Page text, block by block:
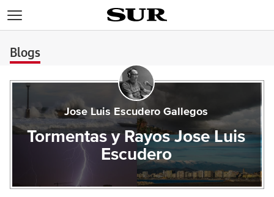
Blogs
Jose Luis Escudero Gallegos
Tormentas y Rayos Jose Luis
Escudero